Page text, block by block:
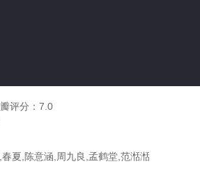
评分： 7.0
夏,陈意涵,周九良,孟鹤堂,范湉湉